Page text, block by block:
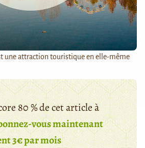
une attraction touristique en elle-même
80 % de cet article à
vous maintenant
3€ par mois